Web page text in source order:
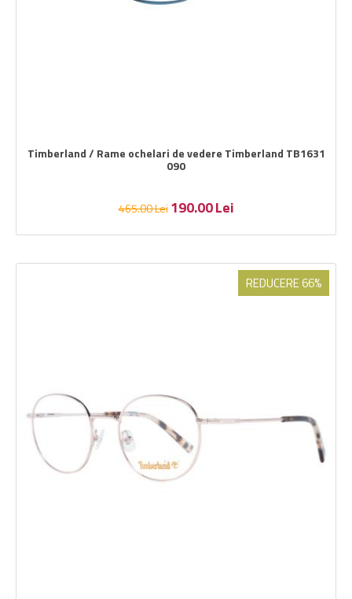
Timberland / Rame ochelari de vedere Timberland TB1631
090
465.00Lei 190.00Lei
REDUCERE 66%